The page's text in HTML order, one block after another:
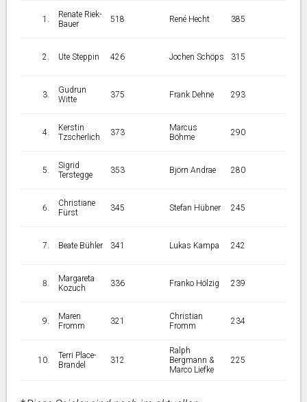
Renate Riek-
Bauer
518 René Hecht 385
Ute Steppin 426 Jochen Schöps 315
Gudrun
Witte
375 Frank Dehne 293
Kerstin
Tzscherlich
373
Marcus
Böhme
290
Sigrid
Terstegge
353 Björn Andrae 280
Christiane
Fürst
345 Stefan Hübner 245
Beate Bühler 341 Lukas Kampa 242
Margareta
Kozuch
336 Franko Hölzig 239
Maren
Fromm
321
Christian
Fromm
234
Terri Place-
Brandel
312
Ralph
Bergmann &
Marco Liefke
225